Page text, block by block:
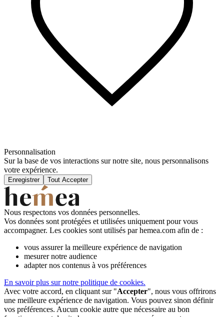
Personnalisation
Sur la base de vos interactions sur notre site, nous personnalisons
votre expérience.
Enregistrer Tout Accepter
Nous respectons vos données personnelles.
Vos données sont protégées et utilisées uniquement pour vous
accompagner. Les cookies sont utilisés par hemea.com afin de :
vous assurer la meilleure expérience de navigation
mesurer notre audience
adapter nos contenus à vos préférences
En savoir plus sur notre politique de cookies.
Avec votre accord, en cliquant sur "Accepter", nous vous offrirons
une meilleure expérience de navigation. Vous pouvez sinon définir
vos préférences. Aucun cookie autre que nécessaire au bon